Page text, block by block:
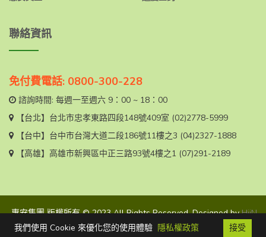
聯絡資訊
免付費電話: 0800-300-228
諮詢時間: 每週一至週六 9：00 ~ 18：00
【台北】 台北市忠孝東路四段148號409室 (02)2778-5999
【台中】 台中市台灣大道二段186號11樓之3 (04)2327-1888
【高雄】 高雄市新興區中正三路93號4樓之1 (07)291-2189
惠安集團 版權所有 © 2023 All Rights Reserved. Designed byHiiN
FB 聯絡我們 免費電話
我們使用 Cookie 來優化您的使用體驗 隱私權政策 接受